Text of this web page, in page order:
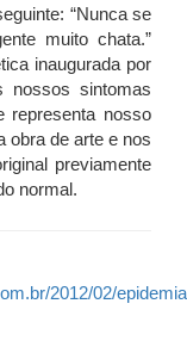
“Nunca se
muito chata.”
inaugurada por
nossos sintomas
representa nosso
obra de arte e nos
previamente
normal.
2012/02/